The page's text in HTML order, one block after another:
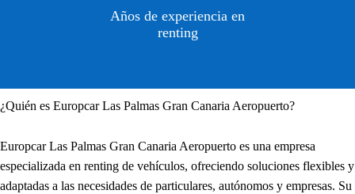
Años de experiencia en
renting
¿Quién es Europcar Las Palmas Gran Canaria Aeropuerto?
Europcar Las Palmas Gran Canaria Aeropuerto es una empresa
especializada en renting de vehículos, ofreciendo soluciones flexibles y
adaptadas a las necesidades de particulares, autónomos y empresas. Su